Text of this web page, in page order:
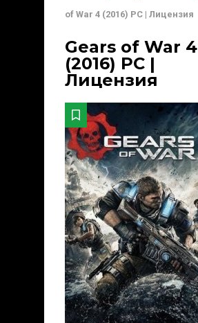
of War 4 (2016) PC | Лицензия
Gears of War 4
(2016) PC |
Лицензия